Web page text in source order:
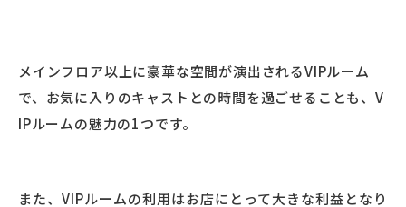
メインフロア以上に豪華な空間が演出されるVIPルーム
で、お気に入りのキャストとの時間を過ごせることも、V
IPルームの魅力の1つです。
また、VIPルームの利用はお店にとって大きな利益となり